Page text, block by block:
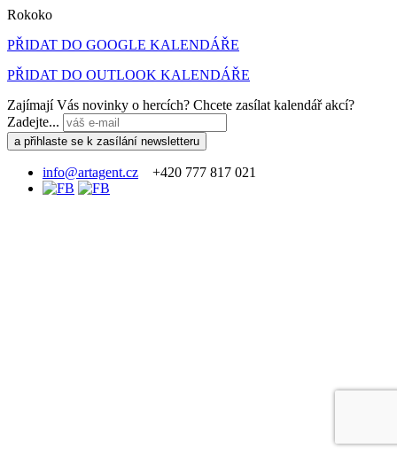
Rokoko
PŘIDAT DO GOOGLE KALENDÁŘE
PŘIDAT DO OUTLOOK KALENDÁŘE
Zajímají Vás novinky o hercích? Chcete zasílat kalendář akcí?
Zadejte...
info@artagent.cz +420 777 817 021